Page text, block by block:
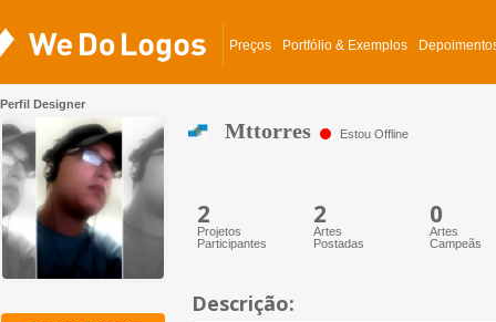
Preços Portfólio & Exemplos
Mttorres Estou Offline
Perfil Designer
2
Projetos
Participantes
2
Artes
Postadas
0
Artes
Campeãs
Descrição: